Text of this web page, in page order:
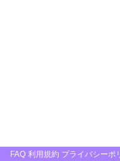
FAQ 利用規約 プライバシーポ